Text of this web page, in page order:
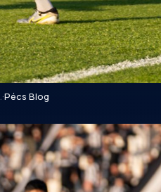
·Pécs Blog